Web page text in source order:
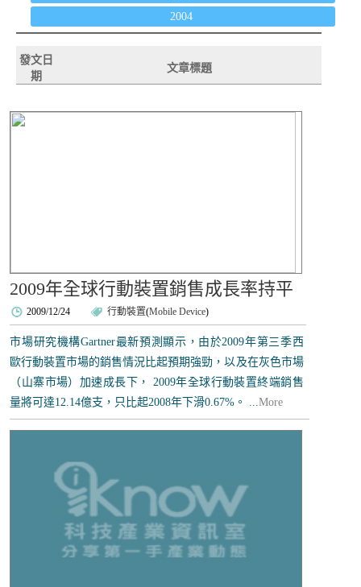
2004
發文日
期
文章標題
2009年全球行動裝置銷售成長率持平
2009/12/24 行動裝置(Mobile Device)
市場研究機構Gartner最新預測顯示，由於2009年第三季西
歐行動裝置市場的銷售情況比起預期強勁，以及在灰色市場
（山寨市場）加速成長下， 2009年全球行動裝置終端銷售
量將可達12.14億支，只比起2008年下滑0.67%。 ...More